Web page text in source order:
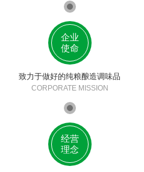
企业
使命
致力于做好的纯粮酿造调味品
CORPORATE MISSION
经营
理念